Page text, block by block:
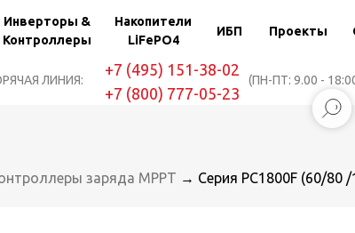
Инверторы &
Контроллеры
Накопители
LiFePO4
ИБП Проекты
(ПН-ПТ: 9.00 -
+7 (800) 777-05-23
+7 (495) 151-38-02
ЛИНИЯ:
заряда MPPT → Серия PC1800F (60/80 /